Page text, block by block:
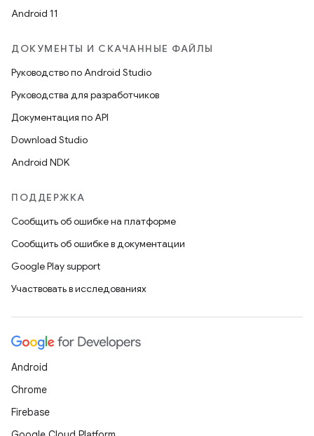
Android 11
ДОКУМЕНТЫ И СКАЧАННЫЕ ФАЙЛЫ
Руководство по Android Studio
Руководства для разработчиков
Документация по API
Download Studio
Android NDK
ПОДДЕРЖКА
Сообщить об ошибке на платформе
Сообщить об ошибке в документации
Google Play support
Участвовать в исследованиях
Android
Chrome
Firebase